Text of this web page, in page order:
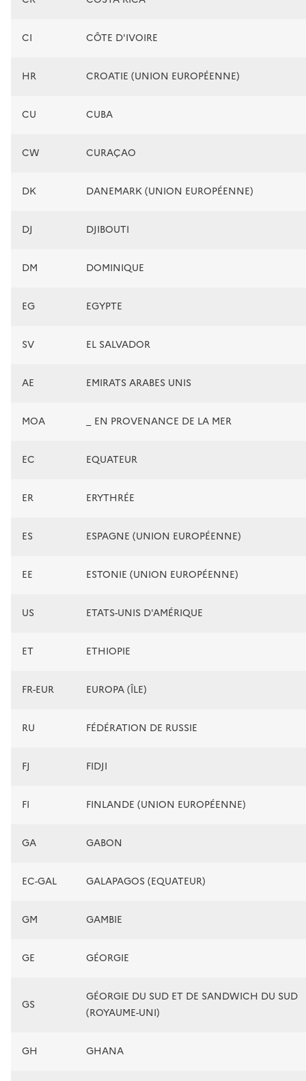
CI CÔTE D'IVOIRE
HR CROATIE (UNION EUROPÉENNE)
CU CUBA
CW CURAÇAO
DK DANEMARK (UNION EUROPÉENNE)
DJ DJIBOUTI
DM DOMINIQUE
EG EGYPTE
SV EL SALVADOR
AE EMIRATS ARABES UNIS
MOA _ EN PROVENANCE DE LA MER
EC EQUATEUR
ER ERYTHRÉE
ES ESPAGNE (UNION EUROPÉENNE)
EE ESTONIE (UNION EUROPÉENNE)
US ETATS-UNIS D'AMÉRIQUE
ET ETHIOPIE
FR-EUR EUROPA (ÎLE)
RU FÉDÉRATION DE RUSSIE
FJ FIDJI
FI FINLANDE (UNION EUROPÉENNE)
GA GABON
EC-GAL GALAPAGOS (EQUATEUR)
GM GAMBIE
GE GÉORGIE
GS
GÉORGIE DU SUD ET DE SANDWICH DU SUD
(ROYAUME-UNI)
GH GHANA